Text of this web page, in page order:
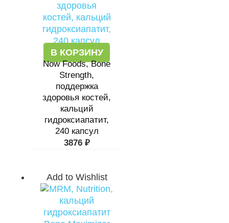
В КОРЗИНУ
Now Foods, Bone
Strength,
поддержка
здоровья костей,
кальций
гидроксиапатит,
240 капсул
3876 ₽
Add to Wishlist